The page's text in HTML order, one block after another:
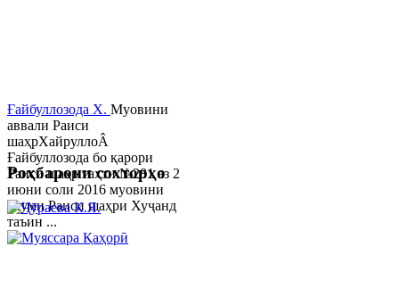
Ғайбуллозода Х. Муовини
аввали Раиси
шаҳрХайруллоÂ
Ғайбуллозода бо қарори
Раиси шаҳр таҳти №281 аз 2
июни соли 2016 муовини
якуми Раиси шаҳри Хуҷанд
таъин ...
Роҳбарони сохторҳо